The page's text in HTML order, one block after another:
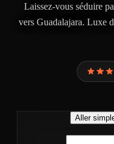
Laissez-vous séduire
vers Guadalajara. Luxe
Aller